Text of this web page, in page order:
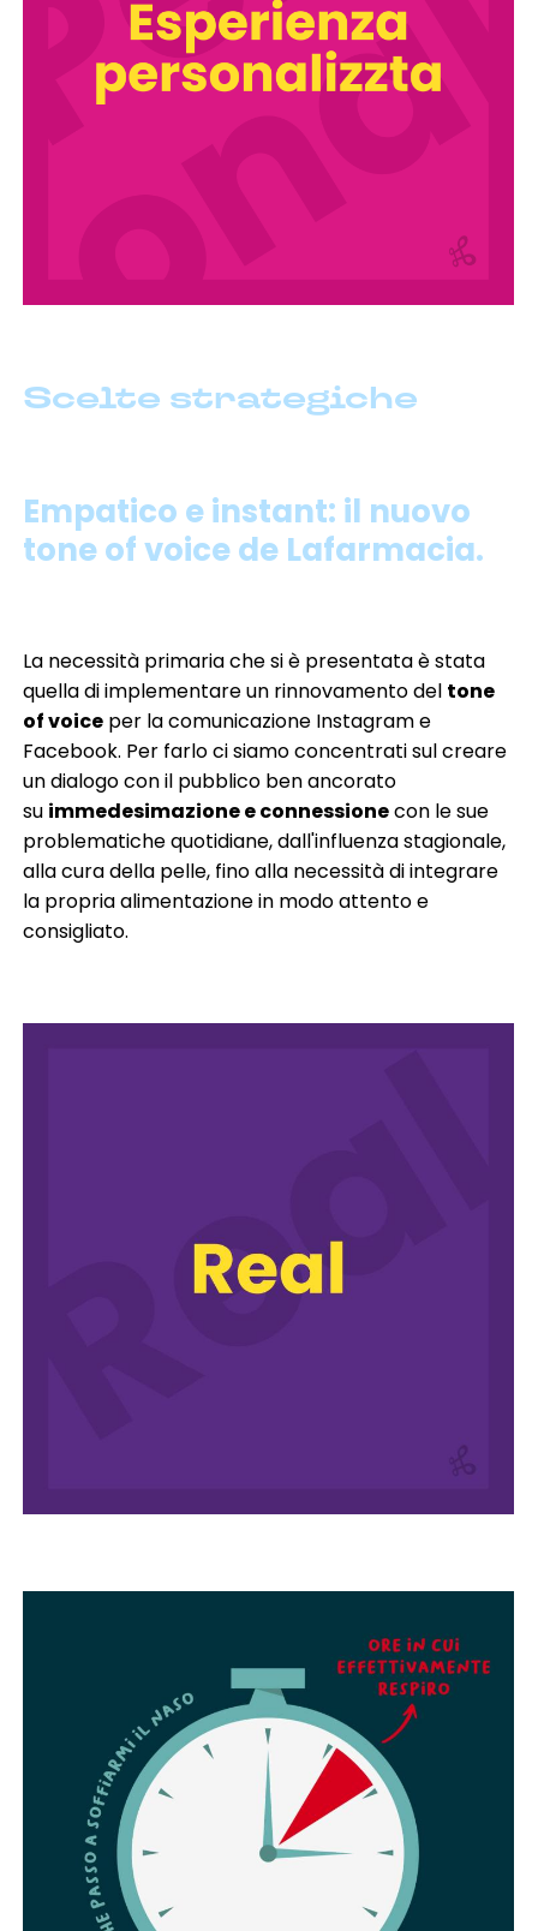
Scelte strategiche
Empatico e instant: il nuovo
tone of voice de Lafarmacia.
La necessità primaria che si è presentata è stata
quella di implementare un rinnovamento del tone
of voice per la comunicazione Instagram e
Facebook. Per farlo ci siamo concentrati sul creare
un dialogo con il pubblico ben ancorato
su immedesimazione e connessionecon le sue
problematiche quotidiane, dall'influenza stagionale,
alla cura della pelle, fino alla necessità di integrare
la propria alimentazione in modo attento e
consigliato.